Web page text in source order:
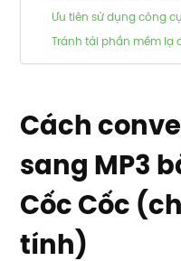
Ưu tiên sử dụng công
Tránh tải phần mềm lạ
Cách
sang MP3
Cốc Cốc
tính)